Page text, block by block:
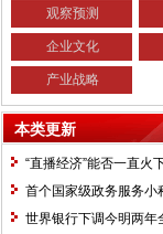
观察预测
企业文化
产业战略
本类更新
“直播经济”能否一直火
首个国家级政务服务小
世界银行下调今明两年